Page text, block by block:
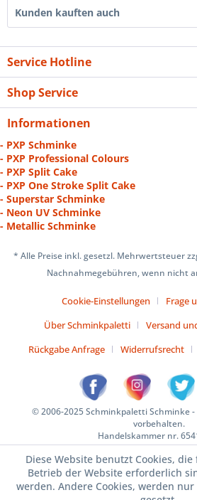
Kunden kauften auch
Service Hotline
Shop Service
Informationen
- PXP Schminke
- PXP Professional Colours
- PXP Split Cake
- PXP One Stroke Split Cake
- Superstar Schminke
- Neon UV Schminke
- Metallic Schminke
* Alle Preise inkl. gesetzl. Mehrwertsteuer
Nachnahmegebühren, wenn nicht
Cookie-Einstellungen
Frage
Über Schminkpaletti
Versand
Rückgabe Anfrage
Widerrufsrecht
© 2006-2025 Schminkpaletti Schminke -
vorbehalten.
Handelskammer nr.
Diese Website benutzt Cookies,
Betrieb der Website erforderlich
werden. Andere Cookies, werden